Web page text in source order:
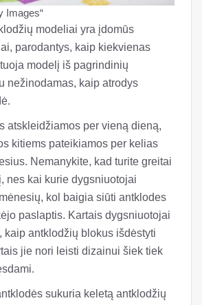
Images“
modeliai yra įdomūs
parodantys, kaip kiekvienas
modelį iš pagrindinių
nežinodamas, kaip atrodys
atskleidžiamos per vieną dieną,
kitiems pateikiamos per kelias
Nemanykite, kad turite greitai
nes kai kurie dygsniuotojai
kol baigia siūti antklodes
paslaptis. Kartais dygsniuotojai
kaip antklodžių blokus išdėstyti
jie nori leisti dizainui šiek tiek
sukuria keletą antklodžių